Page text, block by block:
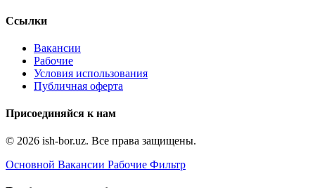
Ссылки
Вакансии
Рабочие
Условия использования
Публичная оферта
Присоединяйся к нам
© 2026 ish-bor.uz. Все права защищены.
Основной Вакансии Рабочие Фильтр